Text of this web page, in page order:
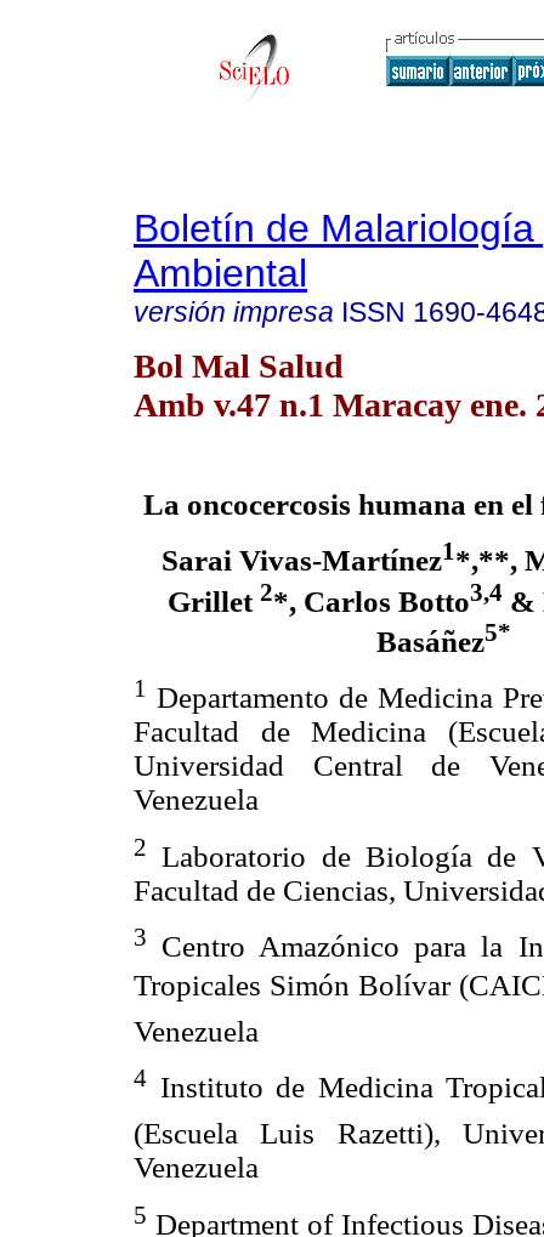
Boletín de
Ambiental
versión impresa ISSN 1690-
Bol Mal Salud
Amb v.47 n.1 Maracay ene.
La oncocercosis humana en
Sarai Vivas-Martínez1*,**,
Grillet 2*, Carlos Botto3,4&
Basáñez5*
1 Departamento de Medicina
Facultad de Medicina
Universidad Central de
Venezuela
2 Laboratorio de Biología de
Facultad de Ciencias,
3
Centro Amazónico para la
Tropicales Simón Bolívar
Venezuela
4 Instituto de Medicina
(Escuela Luis Razetti),
Venezuela
5 Department of Infectious